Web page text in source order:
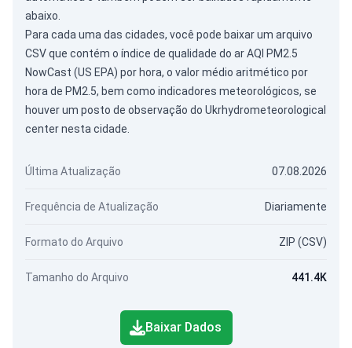
abaixo.
Para cada uma das cidades, você pode baixar um arquivo
CSV que contém o índice de qualidade do ar AQI PM2.5
NowCast (US EPA) por hora, o valor médio aritmético por
hora de PM2.5, bem como indicadores meteorológicos, se
houver um posto de observação do Ukrhydrometeorological
center nesta cidade.
Última Atualização 07.08.2026
Frequência de Atualização Diariamente
Formato do Arquivo ZIP (CSV)
Tamanho do Arquivo 441.4K
Baixar Dados